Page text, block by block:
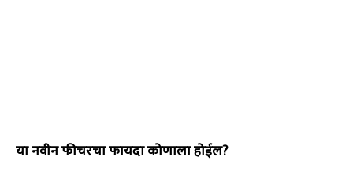
या नवीन फीचरचा फायदा कोणाला होईल?